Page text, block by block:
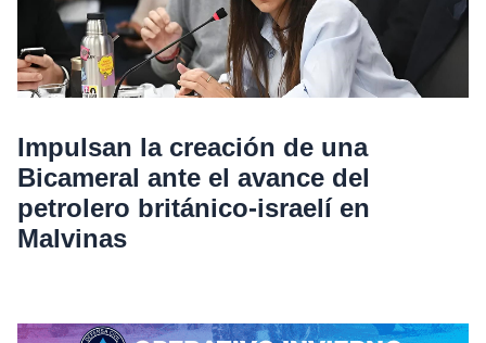
Impulsan la creación de una
Bicameral ante el avance del
petrolero británico-israelí en
Malvinas